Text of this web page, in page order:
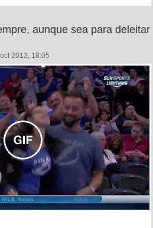
aunque sea para deleitar
2013, 18:05